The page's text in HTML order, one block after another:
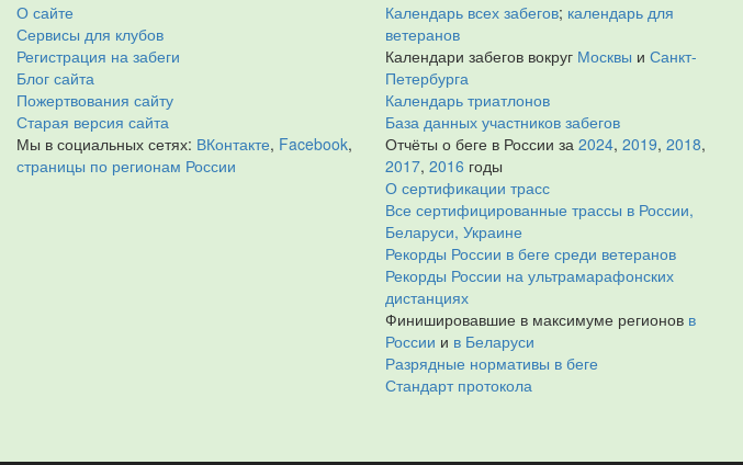
О сайте
Сервисы для клубов
Регистрация на забеги
Блог сайта
Пожертвования сайту
Старая версия сайта
Мы в социальных сетях: ВКонтакте, Facebook,
страницы по регионам России
Календарь всех забегов; календарь для
ветеранов
Календари забегов вокруг Москвы и Санкт-
Петербурга
Календарь триатлонов
База данных участников забегов
Отчёты о беге в России за 2024, 2019, 2018,
2017, 2016 годы
О сертификации трасс
Все сертифицированные трассы в России,
Беларуси, Украине
Рекорды России в беге среди ветеранов
Рекорды России на ультрамарафонских
дистанциях
Финишировавшие в максимуме регионов в
России и в Беларуси
Разрядные нормативы в беге
Стандарт протокола